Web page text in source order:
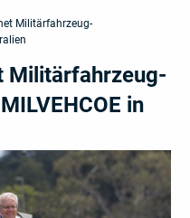
Militärfahrzeug-
Militärfahrzeug-
in